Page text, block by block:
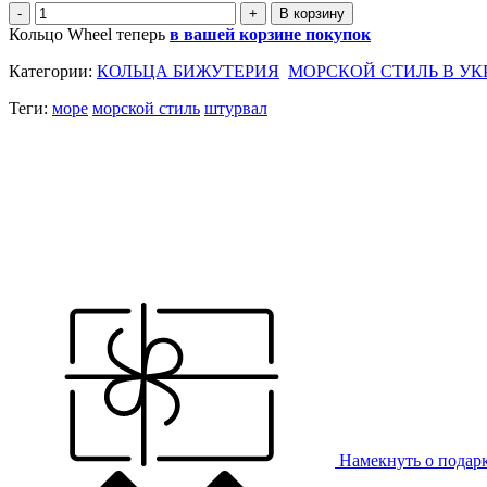
- +
Кольцо Wheel теперь в вашей корзине покупок
Категории: КОЛЬЦА БИЖУТЕРИЯ МОРСКОЙ СТИЛЬ В
Теги: море морской стиль штурвал
Намекнуть о